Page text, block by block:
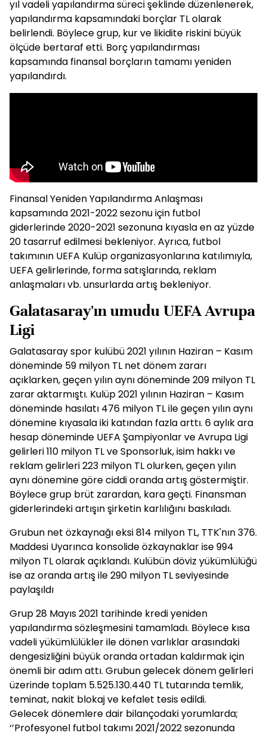
yıl vadeli yapılandırma süreci şeklinde düzenlenerek,
yapılandırma kapsamındaki borçlar TL olarak
belirlendi. Böylece grup, kur ve likidite riskini büyük
ölçüde bertaraf etti. Borç yapılandırması
kapsamında finansal borçların tamamı yeniden
yapılandırdı.
Finansal Yeniden Yapılandırma Anlaşması
kapsamında 2021-2022 sezonu için futbol
giderlerinde 2020-2021 sezonuna kıyasla en az yüzde
20 tasarruf edilmesi bekleniyor. Ayrıca, futbol
takımının UEFA Kulüp organizasyonlarına katılımıyla,
UEFA gelirlerinde, forma satışlarında, reklam
anlaşmaları vb. unsurlarda artış bekleniyor.
Galatasaray'ın umudu UEFA Avrupa
Ligi
Galatasaray spor kulübü 2021 yılının Haziran – Kasım
döneminde 59 milyon TL net dönem zararı
açıklarken, geçen yılın aynı döneminde 209 milyon TL
zarar aktarmıştı. Kulüp 2021 yılının Haziran – Kasım
döneminde hasılatı 476 milyon TL ile geçen yılın aynı
dönemine kıyasala iki katından fazla arttı. 6 aylık ara
hesap döneminde UEFA Şampiyonlar ve Avrupa Ligi
gelirleri 110 milyon TL ve Sponsorluk, isim hakkı ve
reklam gelirleri 223 milyon TL olurken, geçen yılın
aynı dönemine göre ciddi oranda artış göstermiştir.
Böylece grup brüt zarardan, kara geçti. Finansman
giderlerindeki artışın şirketin karlılığını baskıladı.
Grubun net özkaynağı eksi 814 milyon TL, TTK'nın 376.
Maddesi Uyarınca konsolide özkaynaklar ise 994
milyon TL olarak açıklandı. Kulübün döviz yükümlülüğü
ise az oranda artış ile 290 milyon TL seviyesinde
paylaşıldı
Grup 28 Mayıs 2021 tarihinde kredi yeniden
yapılandırma sözleşmesini tamamladı. Böylece kısa
vadeli yükümlülükler ile dönen varlıklar arasındaki
dengesizliğini büyük oranda ortadan kaldırmak için
önemli bir adım attı. Grubun gelecek dönem gelirleri
üzerinde toplam 5.525.130.440 TL tutarında temlik,
teminat, nakit blokaj ve kefalet tesis edildi.
Gelecek dönemlere dair bilançodaki yorumlarda;
‘’Profesyonel futbol takımı 2021/2022 sezonunda